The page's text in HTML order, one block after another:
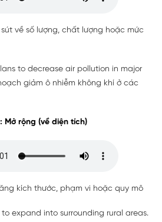
về số lượng, chất lượng hoặc mức
to decrease air pollution in major
giảm ô nhiễm không khí ở các
Mở rộng (về diện tích)
kích thước, phạm vi hoặc quy mô
expand into surrounding rural areas.